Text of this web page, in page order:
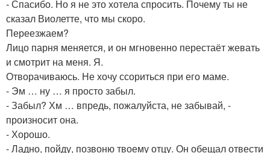
- Спасибо. Но я не это хотела спросить. Почему ты не
сказал Виолетте, что мы скоро.
Переезжаем?
Лицо парня меняется, и он мгновенно перестаёт жевать
и смотрит на меня. Я.
Отворачиваюсь. Не хочу ссориться при его маме.
- Эм … ну … я просто забыл.
- Забыл? Хм … впредь, пожалуйста, не забывай, -
произносит она.
- Хорошо.
- Ладно, пойду, позвоню твоему отцу. Он обещал отвести